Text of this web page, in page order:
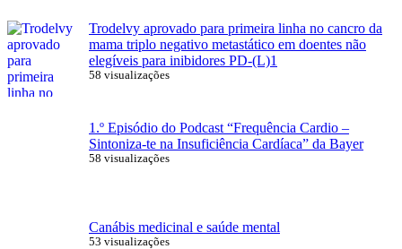
Trodelvy aprovado para primeira linha no cancro da
mama triplo negativo metastático em doentes não
elegíveis para inibidores PD-(L)1
58 visualizações
1.º Episódio do Podcast “Frequência Cardio –
Sintoniza-te na Insuficiência Cardíaca” da Bayer
58 visualizações
Canábis medicinal e saúde mental
53 visualizações